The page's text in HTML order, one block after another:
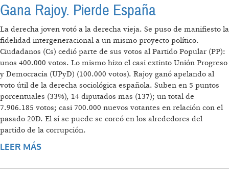
Gana Rajoy. Pierde España
La derecha joven votó a la derecha vieja. Se puso de manifiesto la
fidelidad intergeneracional a un mismo proyecto político.
Ciudadanos (Cs) cedió parte de sus votos al Partido Popular (PP):
unos 400.000 votos. Lo mismo hizo el casi extinto Unión Progreso
y Democracia (UPyD) (100.000 votos). Rajoy ganó apelando al
voto útil de la derecha sociológica española. Suben en 5 puntos
porcentuales (33%), 14 diputados mas (137); un total de
7.906.185 votos; casi 700.000 nuevos votantes en relación con el
pasado 20D. El sí se puede se coreó en los alrededores del
partido de la corrupción.
LEER MÁS